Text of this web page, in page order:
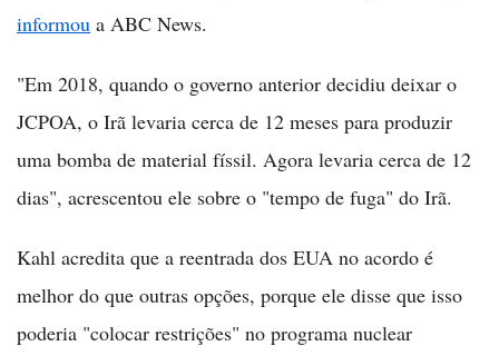
informou a ABC News.
"Em 2018, quando o governo anterior decidiu deixar o
JCPOA, o Irã levaria cerca de 12 meses para produzir
uma bomba de material físsil. Agora levaria cerca de 12
dias", acrescentou ele sobre o "tempo de fuga" do Irã.
Kahl acredita que a reentrada dos EUA no acordo é
melhor do que outras opções, porque ele disse que isso
poderia "colocar restrições" no programa nuclear